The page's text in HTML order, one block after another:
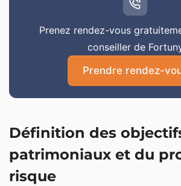
Prenez rendez-vous
conseiller de
Prendre rendez-
Définition des
patrimoniaux et du
risque